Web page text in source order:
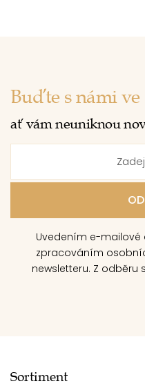
Buďte s námi ve
ať vám neuniknou
Uvedením e-
zpracováním
newsletteru. Z odběru
Sortiment